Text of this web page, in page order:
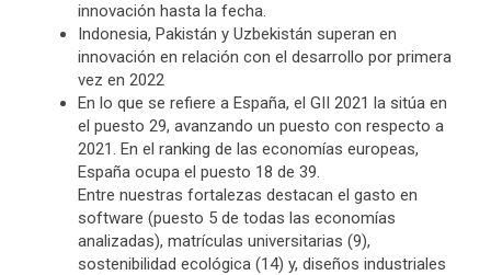
innovación hasta la fecha.
Indonesia, Pakistán y Uzbekistán superan en
innovación en relación con el desarrollo por primera
vez en 2022
En lo que se refiere a España, el GII 2021 la sitúa en
el puesto 29, avanzando un puesto con respecto a
2021. En el ranking de las economías europeas,
España ocupa el puesto 18 de 39.
Entre nuestras fortalezas destacan el gasto en
software (puesto 5 de todas las economías
analizadas), matrículas universitarias (9),
sostenibilidad ecológica (14) y, diseños industriales